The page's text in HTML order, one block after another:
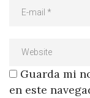
Guarda mi
en este